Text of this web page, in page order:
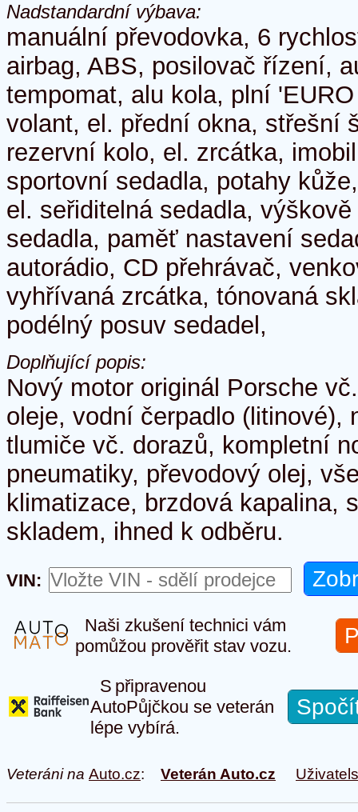
Nadstandardní výbava:
manuální převodovka, 6
airbag, ABS, posilovač řízení,
tempomat, alu kola, plní
volant, el. přední okna, střešní
rezervní kolo, el. zrcátka,
sportovní sedadla, potahy
el. seřiditelná sedadla,
sedadla, paměť nastavení
autorádio, CD přehrávač,
vyhřívaná zrcátka, tónovaná
podélný posuv sedadel,
Doplňující popis:
Nový motor originál Porsche
oleje, vodní čerpadlo (litinové),
tlumiče vč. dorazů, kompletní
pneumatiky, převodový olej,
klimatizace, brzdová kapalina,
skladem, ihned k odběru.
VIN:
Naši zkušení technici vám
pomůžou prověřit stav vozu.
S připravenou
AutoPůjčkou se veterán
lépe vybírá.
Veteráni na Auto.cz: Veterán Auto.cz